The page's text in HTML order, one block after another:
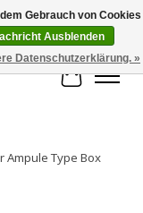
Ihr
Ampule Type Box
Gebrauch von Cookies
Ausblenden
Datenschutzerklärung. »